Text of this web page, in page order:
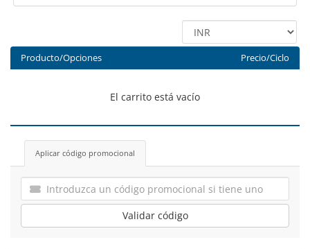
Producto/Opciones Precio/Ciclo
El carrito está vacío
Aplicar código promocional
Validar código